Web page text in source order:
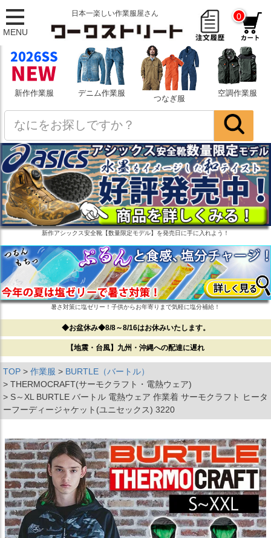
MENU
日本一楽しい作業服屋さん 0
新作作業服 デニム作業服
つなぎ服
空調作業服
新作アシックス安全靴【数量限定モデル】を発売日に手に入れよう！
暑さ対策に塩ゼリー！子供からお年寄りまで気軽に塩分補給！
◆お盆休み◆8/8～8/16はお休みいたします。
【地震・台風】九州・沖縄への配達に遅れ
TOP 作業服
BURTLE（バートル）
THERMOCRAFT(サーモクラフト・電熱ウェア)
S～XL BURTLE バートル 電熱ウェア 作業着 サーモクラフト ヒータ
ーフーディージャケット(ユニセックス) 3220